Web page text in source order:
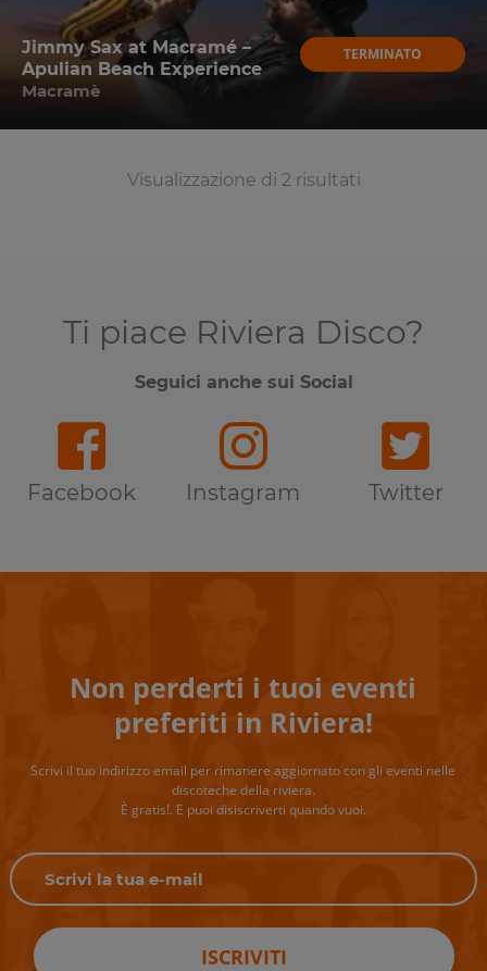
Jimmy Sax at Macramé –
Apulian Beach Experience
Macramè
TERMINATO
Visualizzazione di 2 risultati
Ti piace Riviera Disco?
Seguici anche sui Social
Facebook Instagram Twitter
Non perderti i tuoi eventi
preferiti in Riviera!
Scrivi il tuo indirizzo email per rimanere aggiornato con gli eventi nelle
discoteche della riviera.
È gratis!. E puoi disiscriverti quando vuoi.
ISCRIVITI